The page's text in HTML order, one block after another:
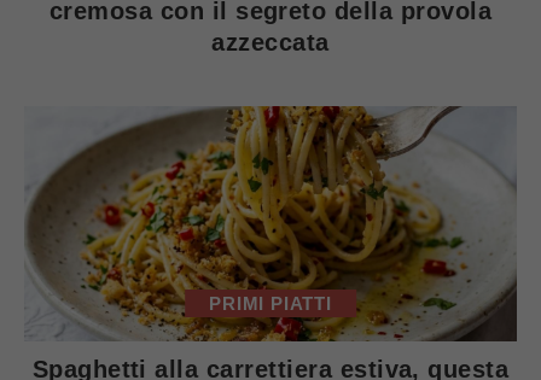
cremosa con il segreto della provola
azzeccata
PRIMI PIATTI
Spaghetti alla carrettiera estiva, questa